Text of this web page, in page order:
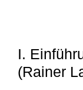
I.
(Rainer